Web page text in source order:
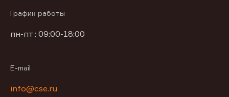
График работы
пн-пт : 09:00-18:00
E-mail
info@cse.ru